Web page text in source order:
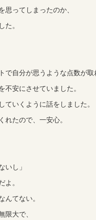
思ってしまったのか、
た。
で自分が思うような点数が取
不安にさせていました。
ていくように話をしました。
れたので、一安心。
いし」
よ。
んてない。
大で、